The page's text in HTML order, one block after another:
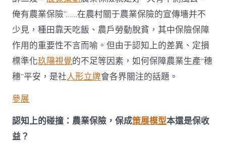
_
中
國
08
靠
設
計
公
在
線
俺有農業保險”……在農村關于農業保險的宣傳墻并不
少見，種田靠天吃飯、農戶勞動脫貧，其中保險保障
作用的重要性不言而喻。但由于認知上的差異、定損
標準化玖陽視覺的不足等因素，如何保障農業生產“穗
穗”平安，是社人形立牌會各界關注的話題。
參展
認知上的碰撞：農業保險，保成策展模型本還是保收
益？